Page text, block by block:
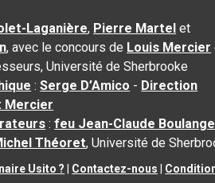
Laganière, Pierre Martel et
, avec le concours de Louis Mercier
Université de Sherbrooke
:Serge D’Amico - Direction
Mercier
:feu Jean-Claude
Théoret, Université de
Usito ? Contactez-nous